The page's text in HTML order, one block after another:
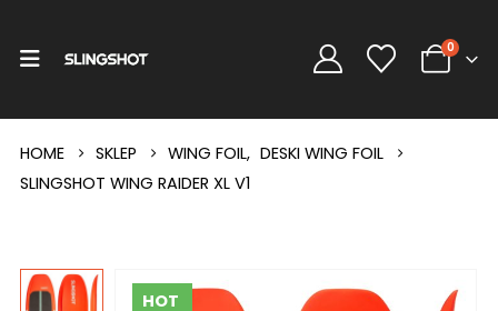
0
HOME SKLEP WING FOIL, DESKI WING FOIL
SLINGSHOT WING RAIDER XL V1
HOT